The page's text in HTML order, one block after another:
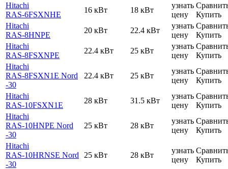
Hitachi
RAS-6FSXNHE
16 кВт 18 кВт
узнать
цену
Купить
Hitachi
RAS-8HNPE
20 кВт 22.4 кВт
узнать
цену
Купить
Hitachi
RAS-8FSXNPE
22.4 кВт 25 кВт
узнать
цену
Купить
Hitachi
RAS-8FSXN1E Nord
-30
22.4 кВт 25 кВт
узнать
цену
Купить
Hitachi
RAS-10FSXN1E
28 кВт 31.5 кВт
узнать
цену
Купить
Hitachi
RAS-10HNPE Nord
-30
25 кВт 28 кВт
узнать
цену
Купить
Hitachi
RAS-10HRNSE Nord
-30
25 кВт 28 кВт
узнать
цену
Купить